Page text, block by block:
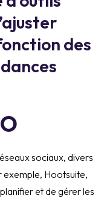
des
sociaux, divers
exemple, Hootsuite,
et de gérer les